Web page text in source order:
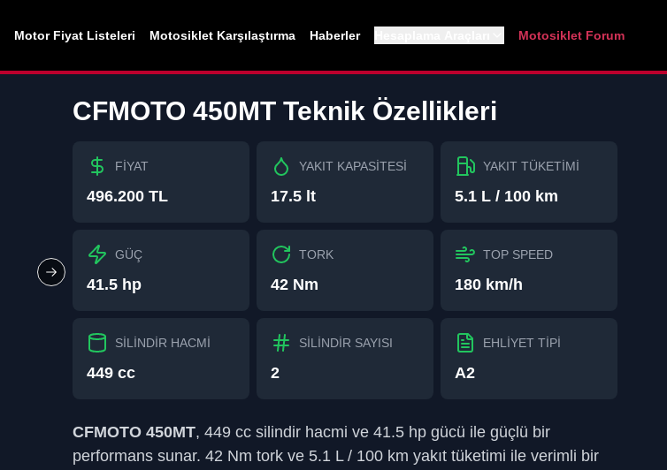
Motor Fiyat Listeleri Motosiklet Karşılaştırma Haberler Motosiklet Forum
Next slide
CFMOTO 450MT Teknik Özellikleri
FİYAT
496.200 TL
YAKIT KAPASİTESİ
17.5 lt
YAKIT TÜKETİMİ
5.1 L / 100 km
GÜÇ
41.5 hp
TORK
42 Nm
TOP SPEED
180 km/h
SİLİNDİR HACMİ
449 cc
SİLİNDİR SAYISI
2
EHLİYET TİPİ
A2
CFMOTO 450MT, 449 cc silindir hacmi ve 41.5 hp gücü ile güçlü bir
performans sunar. 42 Nm tork ve 5.1 L / 100 km yakıt tüketimi ile verimli bir